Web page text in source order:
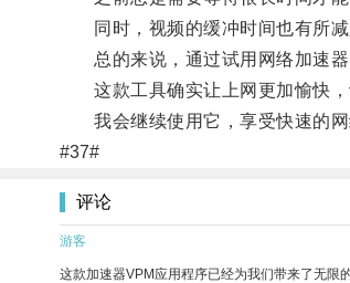
同时，视频的缓冲时间也有所减
总的来说，通过试用网络加速器
这款工具确实让上网更加愉快，
我会继续使用它，享受快速的网
#37#
评论
游客
这款加速器VPM应用程序已经为我们带来了无限